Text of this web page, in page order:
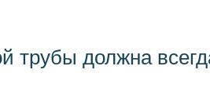
трубы должна